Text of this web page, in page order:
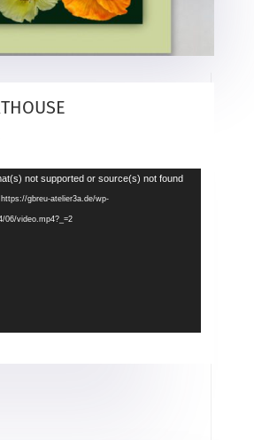
not supported or source(s) not found
gbreu-atelier3a.de/wp-
06/video.mp4?_=2